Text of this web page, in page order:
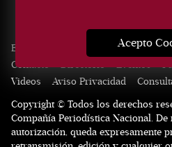
Acepto
Edición Impresa Noticias
Contacto
Directorio Eventos
Videos
Aviso Privacidad
Copyright © Todos los derechos
Compañía Periodística Nacional.
autorización, queda expresamente